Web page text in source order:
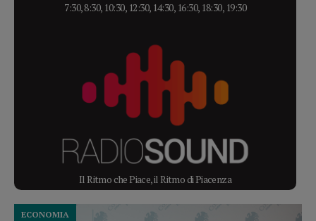
7:30, 8:30, 10:30, 12:30, 14:30, 16:30, 18:30, 19:30
Il Ritmo che Piace, il Ritmo di Piacenza
ECONOMIA